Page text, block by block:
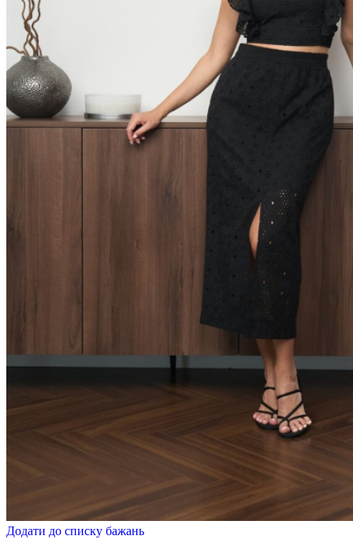
Додати до списку бажань